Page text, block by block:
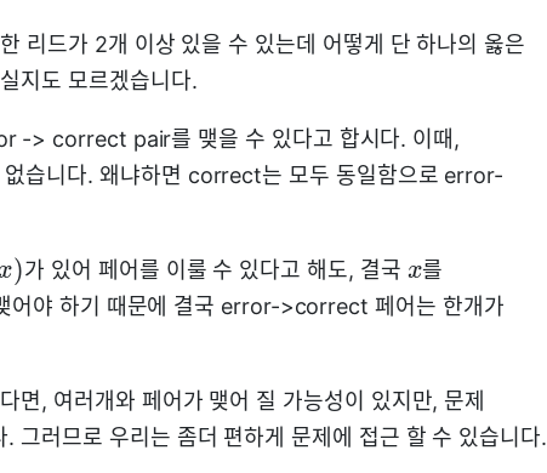
리드가 2개 이상 있을 수 있는데 어떻게 단 하나의 옳은
지도 모르겠습니다.
-> correct pair를 맺을 수 있다고 합시다. 이때,
습니다. 왜냐하면 correct는 모두 동일함으로 error-
)가 있어 페어를 이룰 수 있다고 해도, 결국 x를
어야 하기 때문에 결국 error->correct 페어는 한개가
면, 여러개와 페어가 맺어 질 가능성이 있지만, 문제
그러므로 우리는 좀더 편하게 문제에 접근 할 수 있습니다.